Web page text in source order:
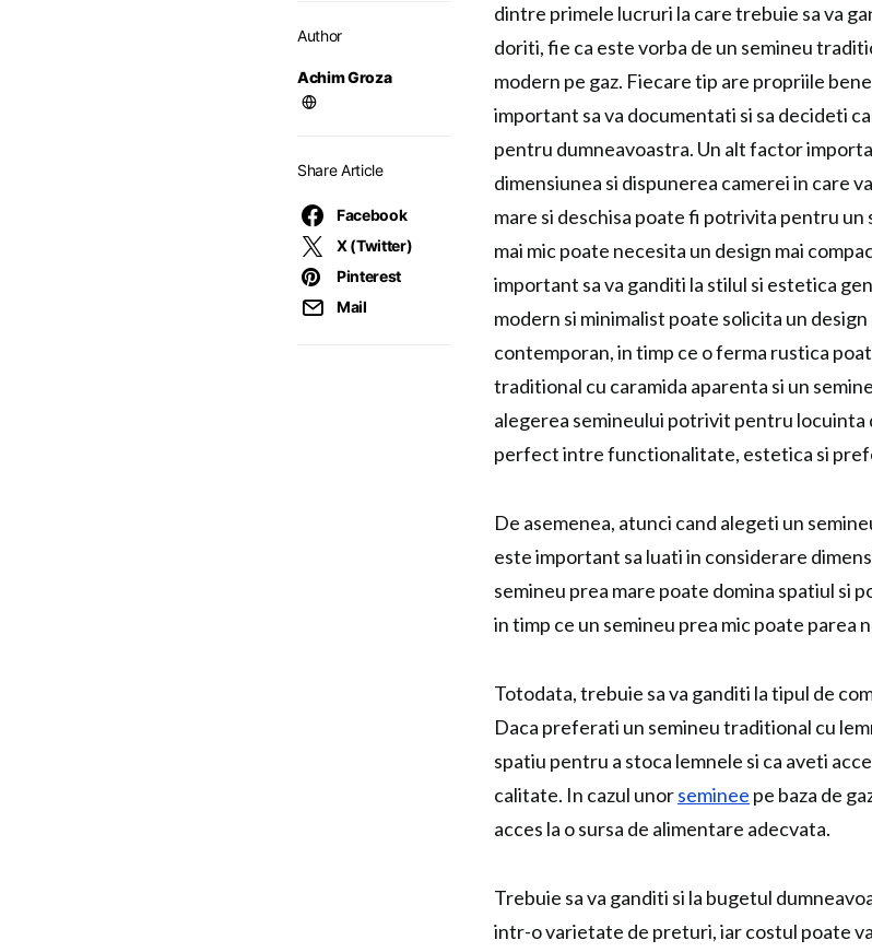
Author
Achim Groza
Share Article
Facebook
X (Twitter)
Pinterest
Mail
dintre primele lucruri la care trebuie sa va
doriti, fie ca este vorba de un semineu
modern pe gaz. Fiecare tip are propriile
important sa va documentati si sa decideti
pentru dumneavoastra. Un alt factor
dimensiunea si dispunerea camerei in care
mare si deschisa poate fi potrivita pentru un
mai mic poate necesita un design mai
important sa va ganditi la stilul si estetica
modern si minimalist poate solicita un
contemporan, in timp ce o ferma rustica
traditional cu caramida aparenta si un
alegerea semineului potrivit pentru locuinta
perfect intre functionalitate, estetica si
De asemenea, atunci cand alegeti un
este important sa luati in considerare
semineu prea mare poate domina spatiul si
in timp ce un semineu prea mic poate parea
Totodata, trebuie sa va ganditi la tipul de
Daca preferati un semineu traditional cu
spatiu pentru a stoca lemnele si ca aveti
calitate. In cazul unorseminee pe baza de
acces la o sursa de alimentare adecvata.
Trebuie sa va ganditi si la bugetul
intr-o varietate de preturi, iar costul poate